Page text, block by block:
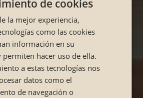
CATALÁN
de cookies
la mejor experiencia,
como las cookies
información en su
hacer uso de ella.
a estas tecnologías nos
datos como el
de navegación o